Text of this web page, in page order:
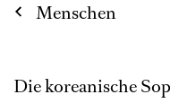
Menschen
Die koreanische